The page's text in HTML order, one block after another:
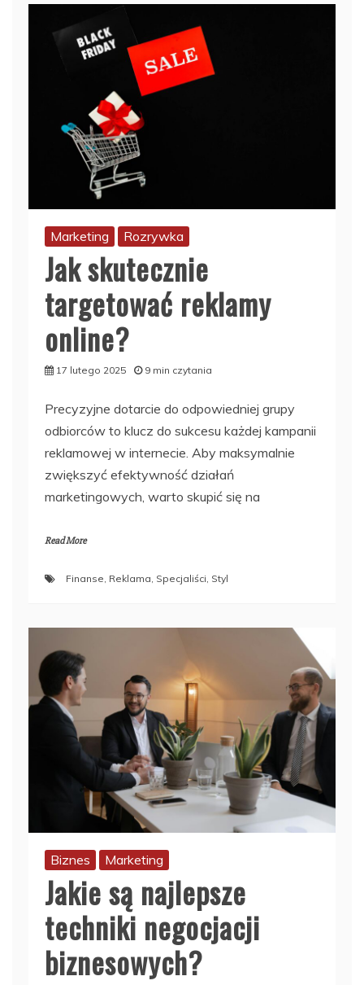
Marketing Rozrywka
Jak skutecznie
targetować reklamy
online?
17 lutego 2025 9 min czytania
Precyzyjne dotarcie do odpowiedniej grupy
odbiorców to klucz do sukcesu każdej kampanii
reklamowej w internecie. Aby maksymalnie
zwiększyć efektywność działań
marketingowych, warto skupić się na
Read More
Finanse, Reklama, Specjaliści, Styl
Biznes Marketing
Jakie są najlepsze
techniki negocjacji
biznesowych?